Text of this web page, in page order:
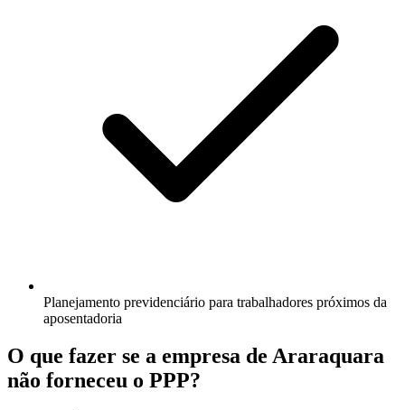
Planejamento previdenciário para trabalhadores próximos da
aposentadoria
O que fazer se a empresa de Araraquara
não forneceu o PPP?